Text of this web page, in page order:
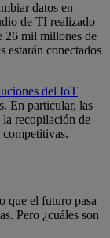
datos en
de TI realizado
26 mil millones de
estarán conectados
del IoT
En particular, las
la recopilación de
que el futuro pasa
Pero ¿cuáles son